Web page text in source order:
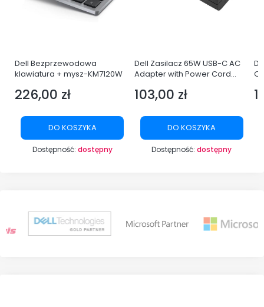
Dell Bezprzewodowa
klawiatura + mysz-KM7120W
Cena
226,00 zł
DO KOSZYKA
Dostępność: dostępny
Dell Zasilacz 65W USB-C AC
Adapter with Power Cord
Cena
103,00 zł
DO KOSZYKA
Dostępność:dostępny